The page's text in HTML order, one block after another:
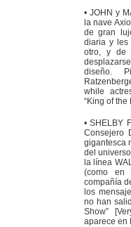
• JOHN y
la nave
de gran
diaria y les
otro, y de
diseño.
while
“King of the
• SHELBY
Consejero
gigantesca
del
la línea
(como en
compañía
los
no han
Show”
aparece en